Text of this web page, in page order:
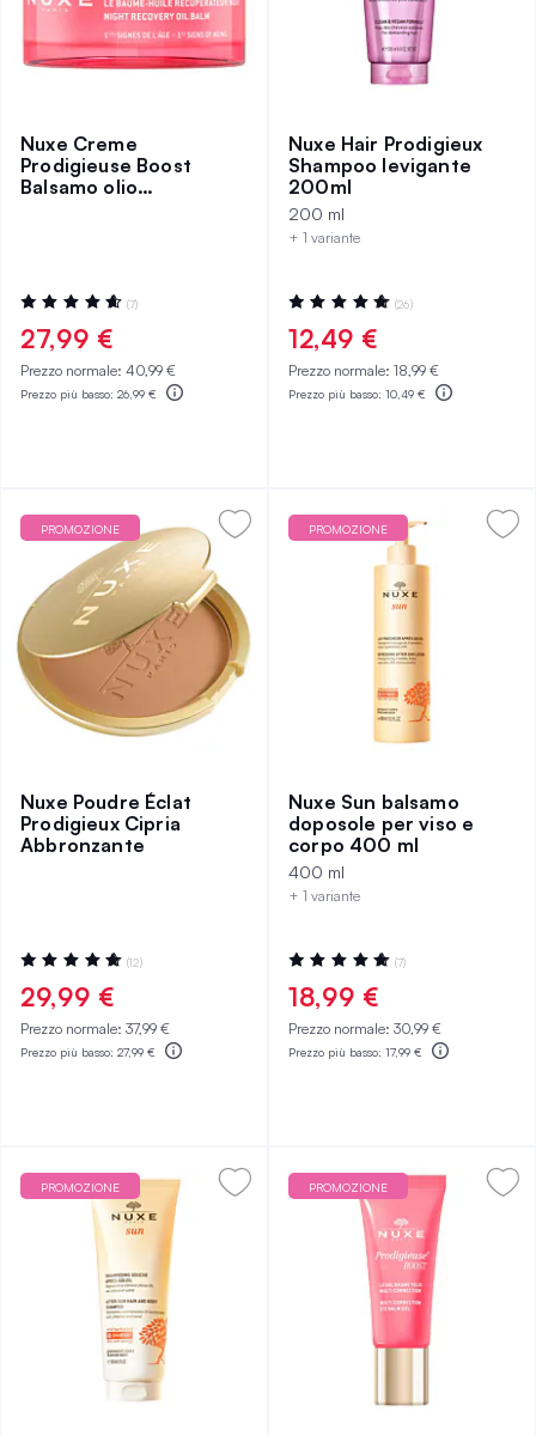
Nuxe Creme
Prodigieuse Boost
Balsamo olio
Valutazione:
94%
(7)
27,99 €
Prezzo normale: 40,99 €
Prezzo più basso: 26,99 €
Nuxe Hair Prodigieux
Shampoo levigante
200ml
200 ml
+ 1 variante
Valutazione:
98%
(26)
12,49 €
Prezzo normale: 18,99 €
Prezzo più basso: 10,49 €
PROMOZIONE
Nuxe Poudre Éclat
Prodigieux Cipria
Abbronzante
Valutazione:
100%
(12)
29,99 €
Prezzo normale: 37,99 €
Prezzo più basso: 27,99 €
PROMOZIONE
Nuxe Sun balsamo
doposole per viso e
corpo 400 ml
400 ml
+ 1 variante
Valutazione:
100%
(7)
18,99 €
Prezzo normale: 30,99 €
Prezzo più basso: 17,99 €
PROMOZIONE PROMOZIONE